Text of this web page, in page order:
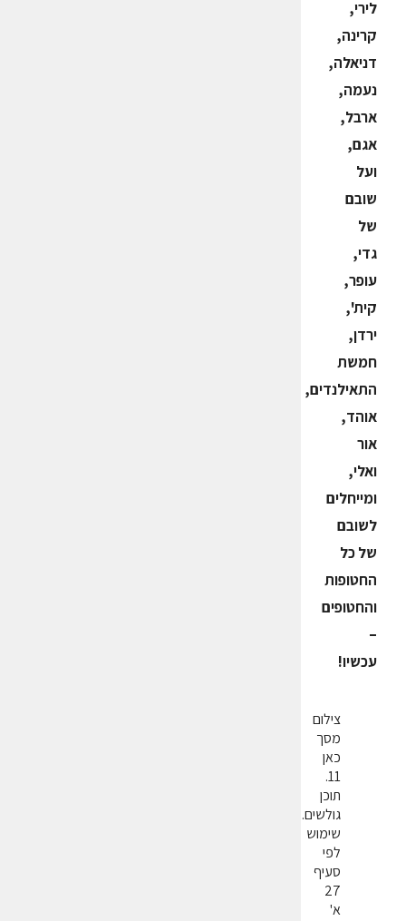
לירי,
קרינה,
דניאלה,
נעמה,
ארבל,
אגם,
ועל
שובם
של
גדי,
עופר,
קית',
ירדן,
חמשת
התאילנדים,
אוהד,
אור
ואלי,
ומייחלים
לשובם
של כל
החטופות
והחטופים
–
עכשיו!
צילום
מסך
כאן
11.
תוכן
גולשים.
שימוש
לפי
סעיף
27
א'